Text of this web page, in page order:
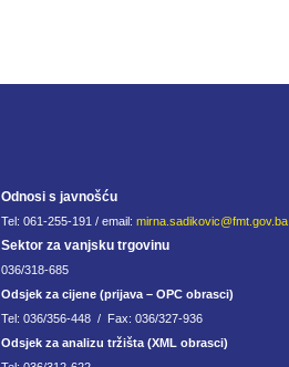
Odnosi s javnošću
Tel: 061-255-191 / email: mirna.sadikovic@fmt.gov.ba
Sektor za vanjsku trgovinu
036/318-685
Odsjek za cijene (prijava – OPC obrasci)
Tel: 036/356-448 / Fax: 036/327-936
Odsjek za analizu tržišta (XML obrasci)